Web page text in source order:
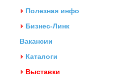
Полезная инфо
Бизнес-Линк
Вакансии
Каталоги
Выставки